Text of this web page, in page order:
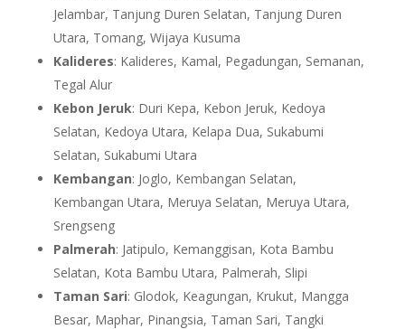
Jelambar, Tanjung Duren Selatan, Tanjung Duren
Utara, Tomang, Wijaya Kusuma
Kalideres: Kalideres, Kamal, Pegadungan, Semanan,
Tegal Alur
Kebon Jeruk: Duri Kepa, Kebon Jeruk, Kedoya
Selatan, Kedoya Utara, Kelapa Dua, Sukabumi
Selatan, Sukabumi Utara
Kembangan: Joglo, Kembangan Selatan,
Kembangan Utara, Meruya Selatan, Meruya Utara,
Srengseng
Palmerah: Jatipulo, Kemanggisan, Kota Bambu
Selatan, Kota Bambu Utara, Palmerah, Slipi
Taman Sari: Glodok, Keagungan, Krukut, Mangga
Besar, Maphar, Pinangsia, Taman Sari, Tangki